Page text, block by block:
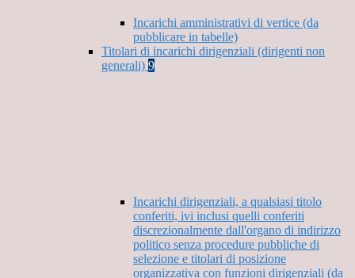
Incarichi amministrativi di vertice (da
pubblicare in tabelle)
Titolari di incarichi dirigenziali (dirigenti non
generali) 9
Incarichi dirigenziali, a qualsiasi titolo
conferiti, ivi inclusi quelli conferiti
discrezionalmente dall'organo di indirizzo
politico senza procedure pubbliche di
selezione e titolari di posizione
organizzativa con funzioni dirigenziali (da